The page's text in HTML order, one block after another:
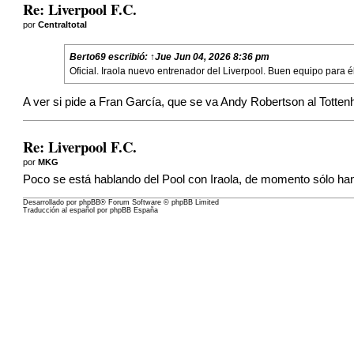
Re: Liverpool F.C.
porCentraltotal
Berto69escribió: ↑Jue Jun 04, 2026 8:36 pm
Oficial. Iraola nuevo entrenador del Liverpool. Buen equipo para
A ver si pide a Fran García, que se va Andy Robertson al
Re: Liverpool F.C.
porMKG
Poco se está hablando del Pool con Iraola, de momento sólo
Desarrollado porphpBB® Forum Software © phpBB Limited
Traducción al español porphpBB España